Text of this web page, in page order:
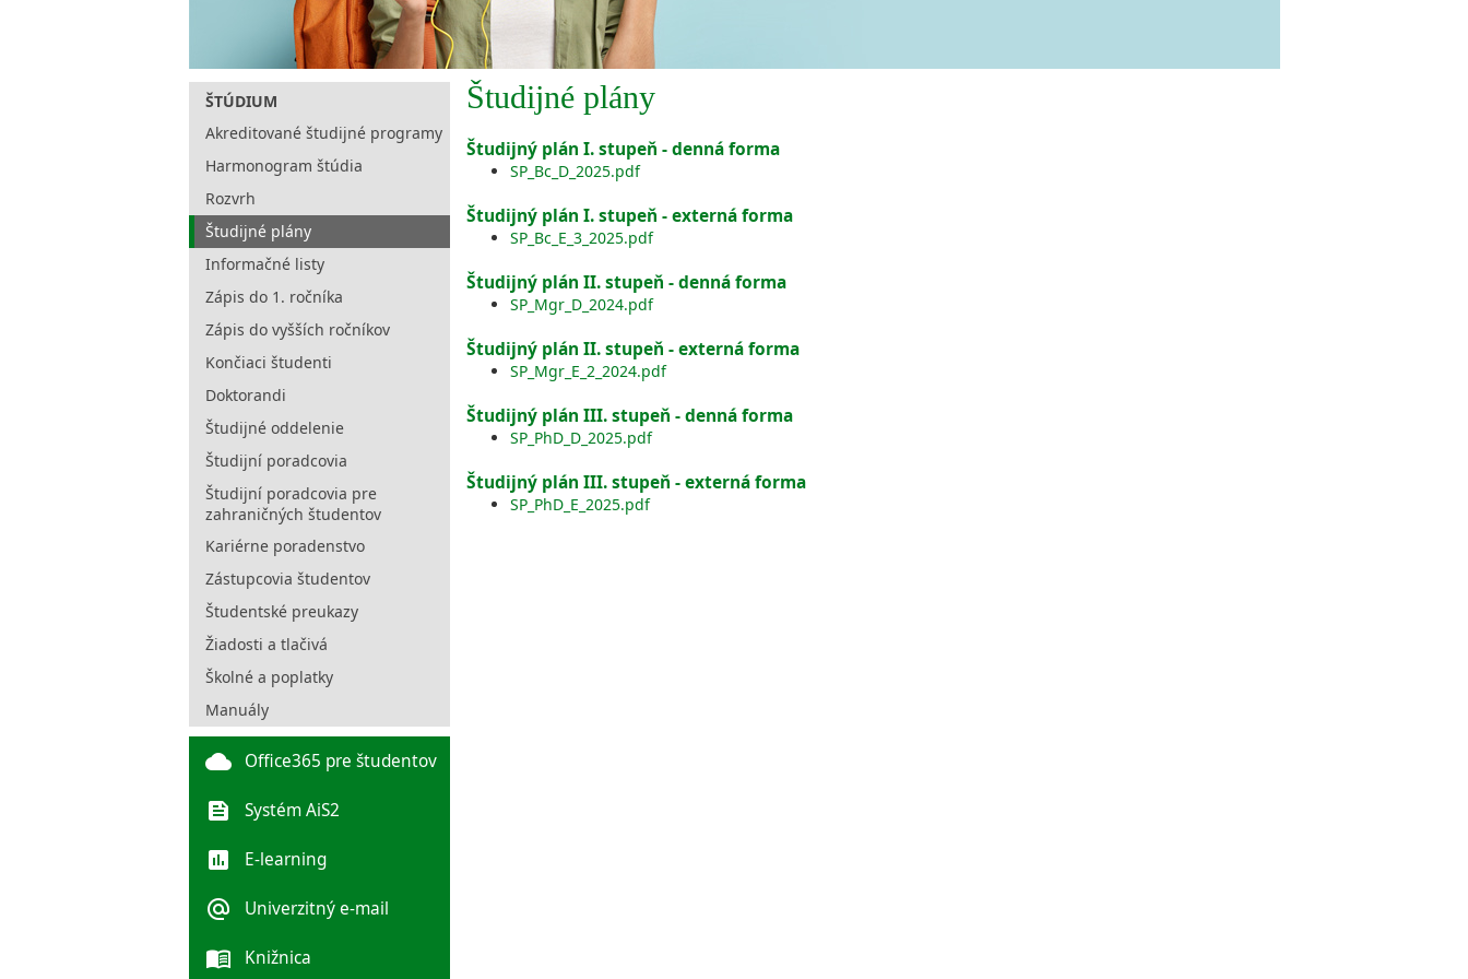
Študijné plány
Študijný plán I. stupeň - denná forma
SP_Bc_D_2025.pdf
Študijný plán I. stupeň - externá forma
SP_Bc_E_3_2025.pdf
Študijný plán II. stupeň - denná forma
SP_Mgr_D_2024.pdf
Študijný plán II. stupeň - externá forma
SP_Mgr_E_2_2024.pdf
Študijný plán III. stupeň - denná forma
SP_PhD_D_2025.pdf
Študijný plán III. stupeň - externá forma
SP_PhD_E_2025.pdf
ŠTÚDIUM
Akreditované študijné programy
Harmonogram štúdia
Rozvrh
Študijné plány
Informačné listy
Zápis do 1. ročníka
Zápis do vyšších ročníkov
Končiaci študenti
Doktorandi
Študijné oddelenie
Študijní poradcovia
Študijní poradcovia pre
zahraničných študentov
Kariérne poradenstvo
Zástupcovia študentov
Študentské preukazy
Žiadosti a tlačivá
Školné a poplatky
Manuály
cloud Office365 pre študentov
feed Systém AiS2
poll E-learning
alternate_email Univerzitný e-mail
menu_book Knižnica